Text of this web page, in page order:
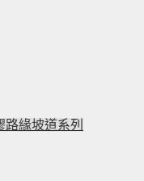
緣坡道系列